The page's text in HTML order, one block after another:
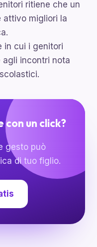
ritiene che un
attivo migliori la
in cui i genitori
incontri nota
con un click?
gesto può
di tuo figlio.